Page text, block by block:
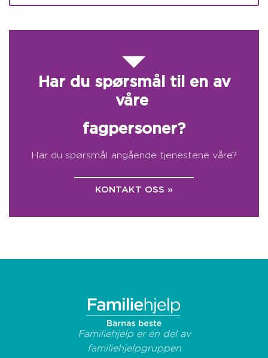
Har du spørsmål til en av
våre
fagpersoner?
Har du spørsmål angående tjenestene våre?
KONTAKT OSS »
Familiehjelp er en del av
familiehjelpgruppen